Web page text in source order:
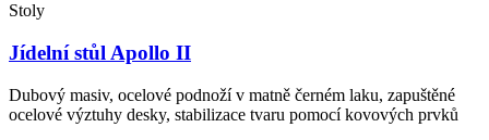
Stoly
Jídelní stůl Apollo II
Dubový masiv, ocelové podnoží v matně černém laku, zapuštěné
ocelové výztuhy desky, stabilizace tvaru pomocí kovových prvků